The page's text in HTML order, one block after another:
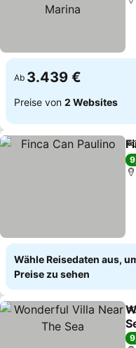
Ab 3.439 €
Preise von 2 Websites
Wähle Reisedaten aus,
Preise zu sehen